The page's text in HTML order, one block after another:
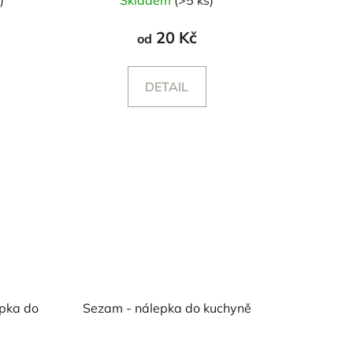
od 20 Kč
DETAIL
do
Sezam - nálepka do kuchyně